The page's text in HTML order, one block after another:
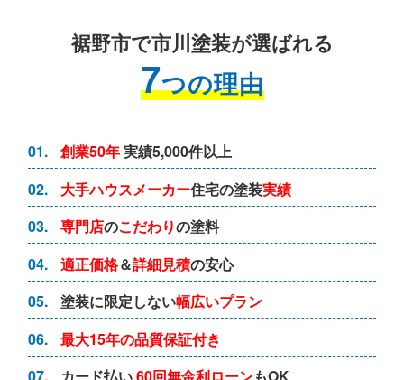
裾野市で市川塗装が選ばれる
7つの理由
01. 創業50年実績5,000件以上
02.
大手ハウスメーカー住宅の塗装実績
03.
専門店のこだわりの塗料
04.
適正価格＆詳細見積の安心
05.
塗装に限定しない幅広いプラン
06.
最大15年の品質保証付き